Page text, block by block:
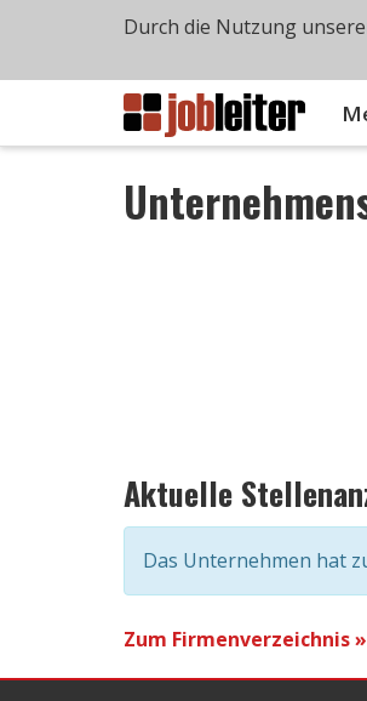
Aktuelle
Das Unternehmen hat
Zum Firmenverzeichnis »
Durch die Nutzung